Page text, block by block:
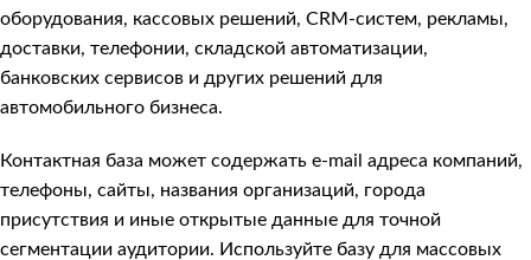
оборудования, кассовых решений, CRM-систем, рекламы,
доставки, телефонии, складской автоматизации,
банковских сервисов и других решений для
автомобильного бизнеса.
Контактная база может содержать e-mail адреса компаний,
телефоны, сайты, названия организаций, города
присутствия и иные открытые данные для точной
сегментации аудитории. Используйте базу для массовых